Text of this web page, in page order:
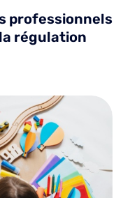
professionnels
régulation